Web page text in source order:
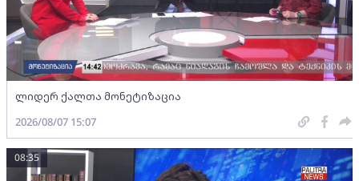
ლიდერ ქალთა მონეტიზაცია
2026/08/07 15:07
08:35